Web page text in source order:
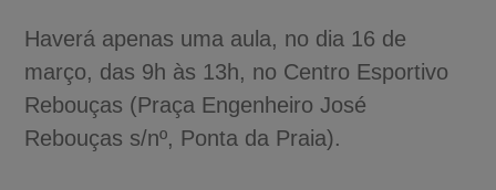
Haverá apenas uma aula, no dia 16 de
março, das 9h às 13h, no Centro Esportivo
Rebouças (Praça Engenheiro José
Rebouças s/nº, Ponta da Praia).